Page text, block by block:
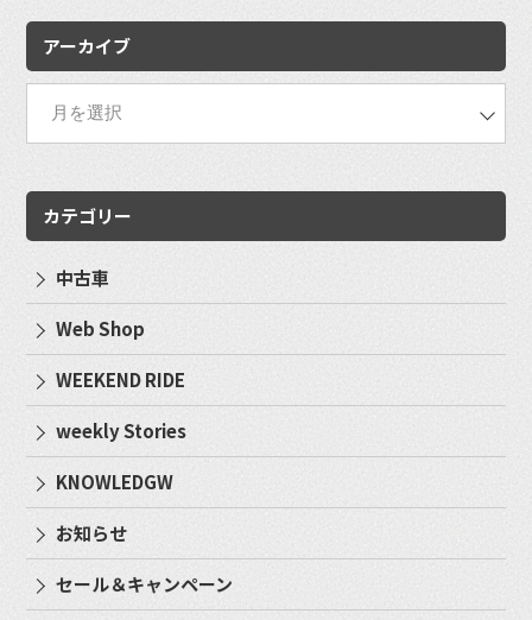
アーカイブ
カテゴリー
中古車
Web Shop
WEEKEND RIDE
weekly Stories
KNOWLEDGW
お知らせ
セール＆キャンペーン